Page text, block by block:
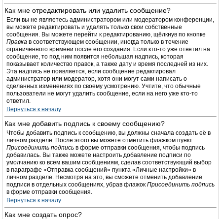
Как мне отредактировать или удалить сообщение?
Если вы не являетесь администратором или модератором конференции,
вы можете редактировать и удалять только свои собственные
сообщения. Вы можете перейти к редактированию, щёлкнув по кнопке
Правка в соответствующем сообщении, иногда только в течение
ограниченного времени после его создания. Если кто-то уже ответил на
сообщение, то под ним появится небольшая надпись, которая
показывает количество правок, а также дату и время последней из них.
Эта надпись не появляется, если сообщение редактировал
администратор или модератор, хотя они могут сами написать о
сделанных изменениях по своему усмотрению. Учтите, что обычные
пользователи не могут удалить сообщение, если на него уже кто-то
ответил.
Вернуться к началу
Как мне добавить подпись к своему сообщению?
Чтобы добавить подпись к сообщению, вы должны сначала создать её в
личном разделе. После этого вы можете отметить флажком пункт
Присоединить подпись в форме отправки сообщения, чтобы подпись
добавилась. Вы также можете настроить добавление подписи по
умолчанию ко всем вашим сообщениям, сделав соответствующий выбор
в параграфе «Отправка сообщений» пункта «Личные настройки» в
личном разделе. Несмотря на это, вы сможете отменить добавление
подписи в отдельных сообщениях, убрав флажок Присоединить подпись
в форме отправки сообщения.
Вернуться к началу
Как мне создать опрос?